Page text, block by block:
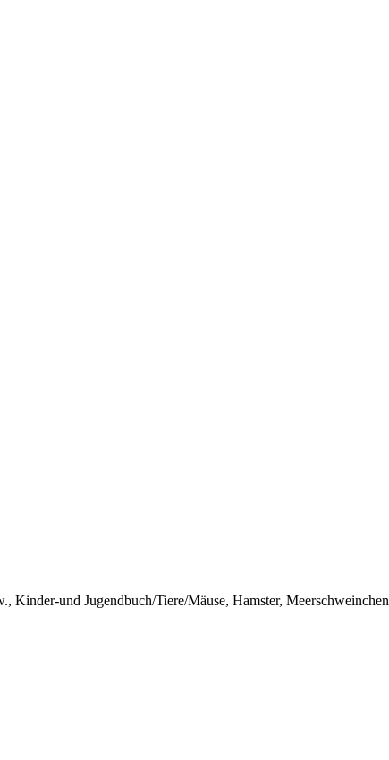
Kinder-und Jugendbuch/Tiere/Mäuse, Hamster, Meerschweinchen